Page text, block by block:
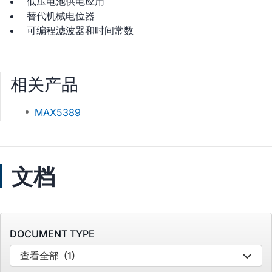
替代机械电位器
可编程滤波器和时间常数
相关产品
MAX5389
文档
DOCUMENT TYPE
查看全部 (1)